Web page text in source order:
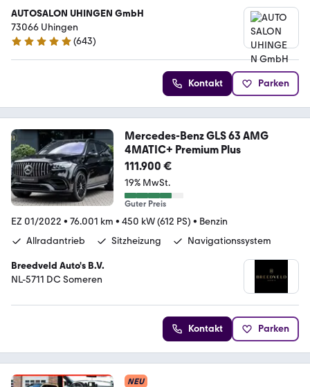
AUTOSALON UHINGEN GmbH
73066 Uhingen
4.9 Sterne
(643)
Kontakt Parken
Mercedes-Benz GLS 63 AMG
4MATIC+ Premium Plus
111.900 €
19% MwSt.
Guter Preis
EZ 01/2022 • 76.001 km • 450 kW (612 PS) • Benzin
Allradantrieb
Sitzheizung Navigationssystem
Breedveld Auto's B.V.
NL-5711 DC Someren
Kontakt Parken
NEU